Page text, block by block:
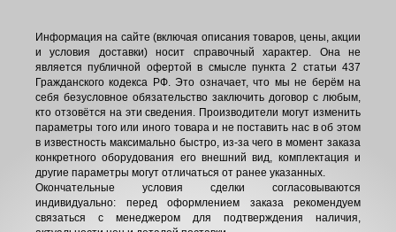
Информация на сайте (включая описания товаров, цены, акции
и условия доставки) носит справочный характер. Она не
является публичной офертой в смысле пункта 2 статьи 437
Гражданского кодекса РФ. Это означает, что мы не берём на
себя безусловное обязательство заключить договор с любым,
кто отзовётся на эти сведения. Производители могут изменить
параметры того или иного товара и не поставить нас в об этом
в известность максимально быстро, из-за чего в момент заказа
конкретного оборудования его внешний вид, комплектация и
другие параметры могут отличаться от ранее указанных.
Окончательные условия сделки согласовываются
индивидуально: перед оформлением заказа рекомендуем
связаться с менеджером для подтверждения наличия,